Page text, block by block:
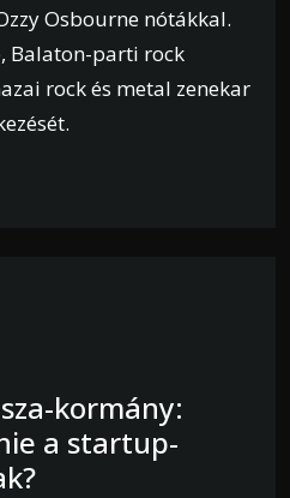
Osbourne nótákkal.
Balaton-parti rock
rock és metal zenekar
kormány:
a startup-